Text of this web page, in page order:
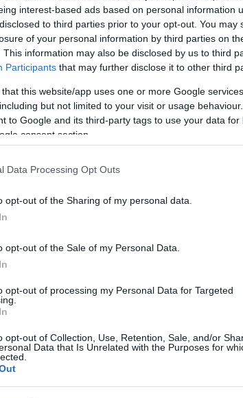
interest-based ads based on personal information
to third parties prior to your opt-out. You may
of your personal information by third parties on
This information may also be disclosed by us to third
Participants that may further disclose it to other third
that this website/app uses one or more Google
but not limited to your visit or usage
to Google and its third-party tags to use your data
consent section.
Data Processing Opt Outs
opt-out of the Sharing of my personal data.
opt-out of the Sale of my Personal Data.
opt-out of processing my Personal Data for Targeted
opt-out of Collection, Use, Retention, Sale, and/or
Data that Is Unrelated with the Purposes for
sport invernali
sarà il fulcro di diverse competizioni
eventi di grande rilevanza, come il
non è solo sport; rappresenta anche un
di immergersi nella sua ricca